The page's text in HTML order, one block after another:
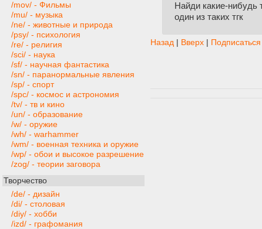
/mov/ - Фильмы
/mu/ - музыка
/ne/ - животные и природа
/psy/ - психология
/re/ - религия
/sci/ - наука
/sf/ - научная фантастика
/sn/ - паранормальные явления
/sp/ - спорт
/spc/ - космос и астрономия
/tv/ - тв и кино
/un/ - образование
/w/ - оружие
/wh/ - warhammer
/wm/ - военная техника и оружие
/wp/ - обои и высокое разрешение
/zog/ - теории заговора
Творчество
/de/ - дизайн
/di/ - столовая
/diy/ - хобби
/izd/ - графомания
Найди какие-нибудь
один из таких тгк
Назад Вверх Подписаться